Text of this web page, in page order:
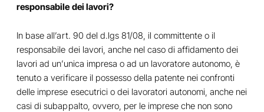
responsabile dei lavori?
In base all’art. 90 del d.lgs 81/08, il committente o il
responsabile dei lavori, anche nel caso di affidamento dei
lavori ad un’unica impresa o ad un lavoratore autonomo, è
tenuto a verificare il possesso della patente nei confronti
delle imprese esecutrici o dei lavoratori autonomi, anche nei
casi di subappalto, ovvero, per le imprese che non sono